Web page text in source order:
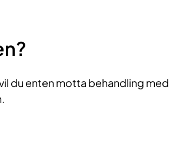
du enten motta behandling med